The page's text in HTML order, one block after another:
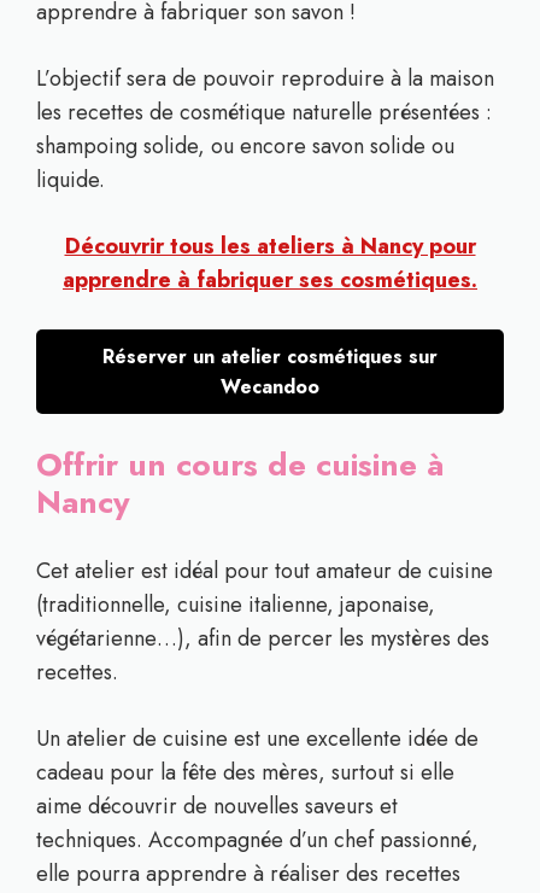
apprendre à fabriquer son savon !
L’objectif sera de pouvoir reproduire à la maison
les recettes de cosmétique naturelle présentées :
shampoing solide, ou encore savon solide ou
liquide.
Découvrir tous les ateliers à Nancy pour
apprendre à fabriquer ses cosmétiques.
Réserver un atelier cosmétiques sur
Wecandoo
Offrir un cours de cuisine à
Nancy
Cet atelier est idéal pour tout amateur de cuisine
(traditionnelle, cuisine italienne, japonaise,
végétarienne…), afin de percer les mystères des
recettes.
Un atelier de cuisine est une excellente idée de
cadeau pour la fête des mères, surtout si elle
aime découvrir de nouvelles saveurs et
techniques. Accompagnée d’un chef passionné,
elle pourra apprendre à réaliser des recettes